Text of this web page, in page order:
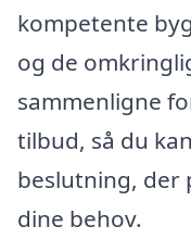
kompetente
og de
sammenligne
tilbud, så du
beslutning, der
dine behov.